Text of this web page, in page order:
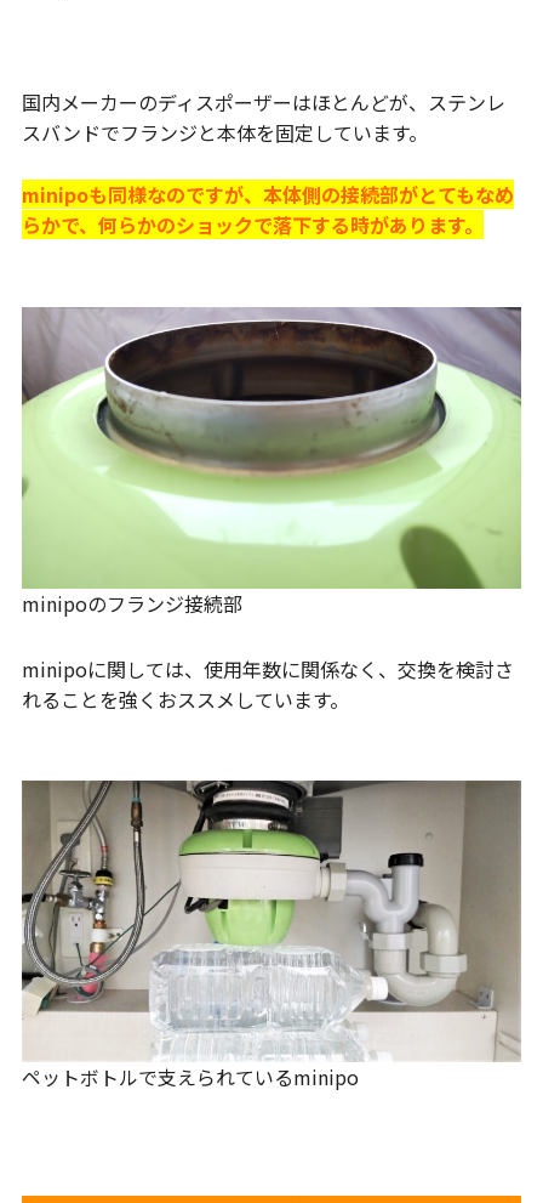
国内メーカーのディスポーザーはほとんどが、ステンレ
スバンドでフランジと本体を固定しています。
minipoも同様なのですが、本体側の接続部がとてもなめ
らかで、何らかのショックで落下する時があります。
minipoのフランジ接続部
minipoに関しては、使用年数に関係なく、交換を検討さ
れることを強くおススメしています。
ペットボトルで支えられているminipo